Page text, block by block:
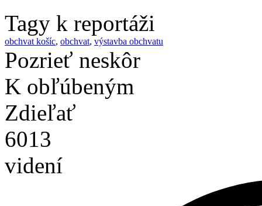
Tagy k reportáži
obchvat košíc, obchvat, výstavba obchvatu
Pozrieť neskôr
K obľúbeným
Zdieľať
6013
videní